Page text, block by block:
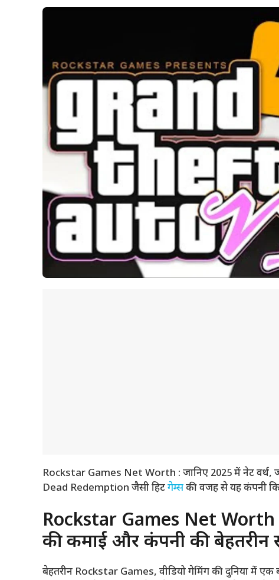
Rockstar Games Net Worth : जानिए 2025 में नेट वर्थ,
Dead Redemption जैसी हिटगेम्सकी वजह से यह कंपनी
Rockstar Games Net Worth
की कमाई और कंपनी की बेहतरीन
बेहतरीन Rockstar Games, वीडियो गेमिंग की दुनिया में